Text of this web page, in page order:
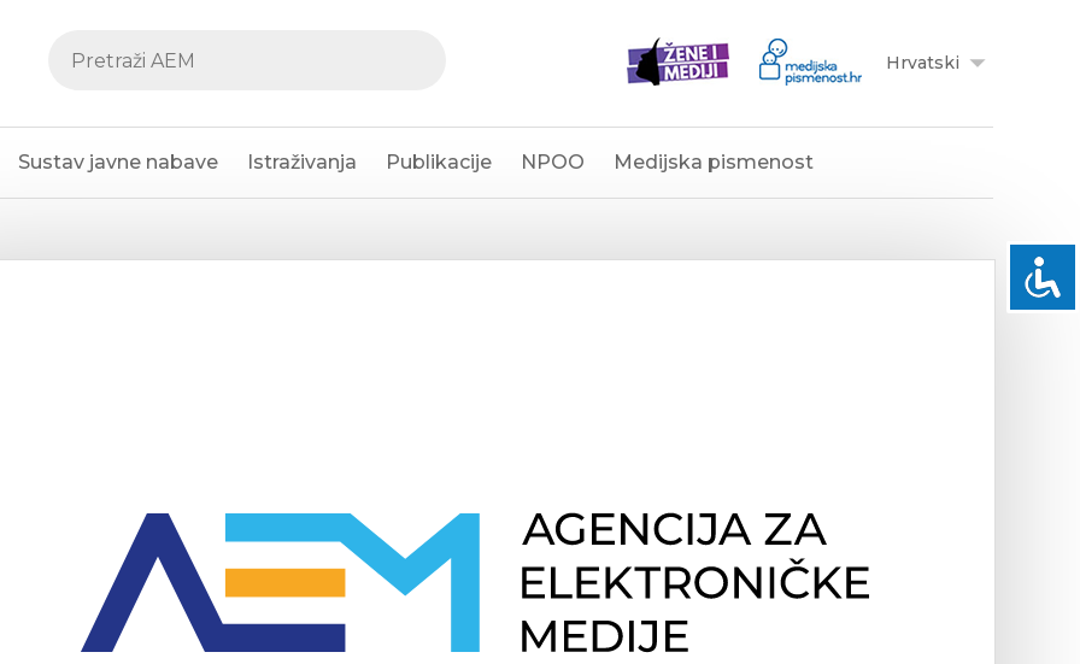
Hrvatski
Sustav javne nabave Istraživanja Publikacije NPOO Medijska pismenost